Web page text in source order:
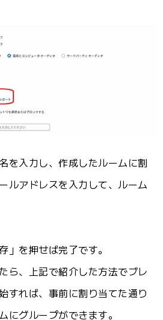
を入力し、作成したルームに割
ルアドレスを入力して、ルーム
」を押せば完了です。
ら、上記で紹介した方法でブレ
すれば、事前に割り当てた通り
にグループができます。